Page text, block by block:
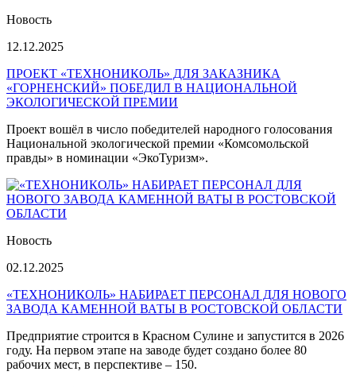
Новость
12.12.2025
ПРОЕКТ «ТЕХНОНИКОЛЬ» ДЛЯ ЗАКАЗНИКА
«ГОРНЕНСКИЙ» ПОБЕДИЛ В НАЦИОНАЛЬНОЙ
ЭКОЛОГИЧЕСКОЙ ПРЕМИИ
Проект вошёл в число победителей народного голосования
Национальной экологической премии «Комсомольской
правды» в номинации «ЭкоТуризм».
Новость
02.12.2025
«ТЕХНОНИКОЛЬ» НАБИРАЕТ ПЕРСОНАЛ ДЛЯ НОВОГО
ЗАВОДА КАМЕННОЙ ВАТЫ В РОСТОВСКОЙ ОБЛАСТИ
Предприятие строится в Красном Сулине и запустится в 2026
году. На первом этапе на заводе будет создано более 80
рабочих мест, в перспективе – 150.